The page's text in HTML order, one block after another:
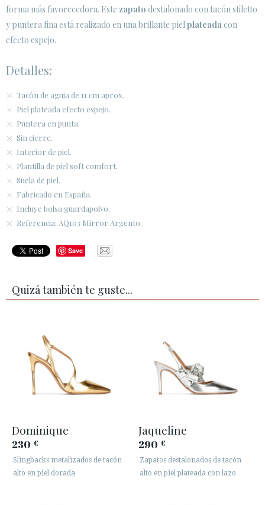
ÁREA DE CLIENTES B2B
SECURE WEB SSL CERTIFICATE © 2026 PURA LOPEZ
forma más favorecedora. Este zapato destalonado con tacón stiletto
y puntera fina está realizado en una brillante pielplateadacon
efecto espejo.
Detalles:
Tacón de aguja de 11 cm aprox.
Piel plateada efecto espejo.
Puntera en punta.
Sin cierre.
Interior de piel.
Plantilla de piel soft comfort.
Suela de piel.
Fabricado en España.
Incluye bolsa guardapolvo.
Referencia: AQ103 Mirror Argento.
Save
Quizá también te guste...
Dominique
230 €
Slingbacks metalizados de tacón
alto en piel dorada
Jaqueline
290 €
Zapatos destalonados de tacón
alto en piel plateada con lazo